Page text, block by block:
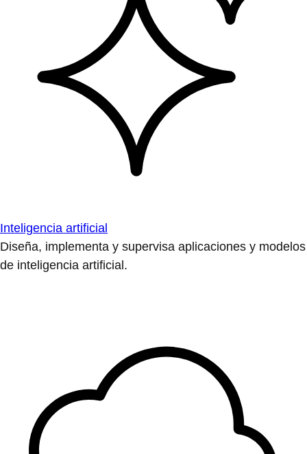
Inteligencia artificial
Diseña, implementa y supervisa aplicaciones y modelos
de inteligencia artificial.